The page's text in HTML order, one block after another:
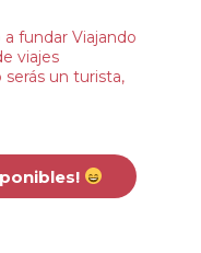
fundar Viajando
viajes
un turista,